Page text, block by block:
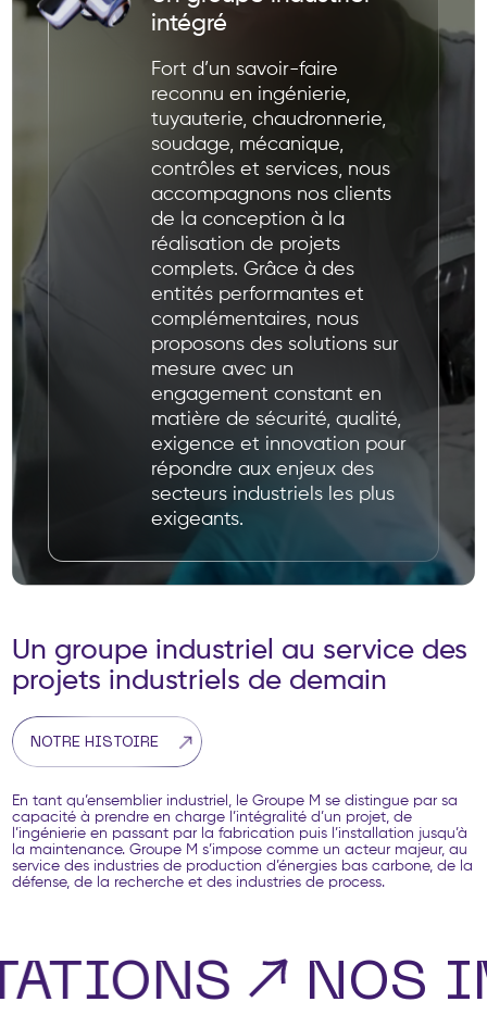
intégré
Fort d’un savoir-faire
reconnu en ingénierie,
tuyauterie, chaudronnerie,
soudage, mécanique,
contrôles et services, nous
accompagnons nos clients
de la conception à la
réalisation de projets
complets. Grâce à des
entités performantes et
complémentaires, nous
proposons des solutions sur
mesure avec un
engagement constant en
matière de sécurité, qualité,
exigence et innovation pour
répondre aux enjeux des
secteurs industriels les plus
exigeants.
Un groupe industriel au service des
projets industriels de demain
NOTRE HISTOIRE
En tant qu’ensemblier industriel, le Groupe M se distingue par sa
capacité à prendre en charge l’intégralité d’un projet, de
l’ingénierie en passant par la fabrication puis l’installation jusqu’à
la maintenance. Groupe M s’impose comme un acteur majeur, au
service des industries de production d’énergies bas carbone, ​de la
défense, de la recherche et des industries de process.
NOS